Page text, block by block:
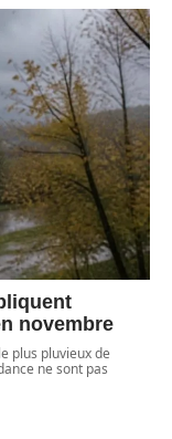
novembre
plus pluvieux de
ne sont pas